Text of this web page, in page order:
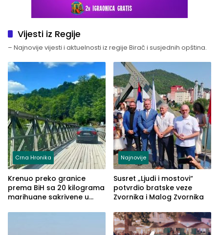
Vijesti iz Regije
– Najnovije vijesti i aktuelnosti iz regije Birač i susjednih opština.
Crna Hronika
Krenuo preko granice
prema BiH sa 20 kilograma
marihuane sakrivene u
Najnovije
Susret „Ljudi i mostovi“
potvrdio bratske veze
Zvornika i Malog Zvornika